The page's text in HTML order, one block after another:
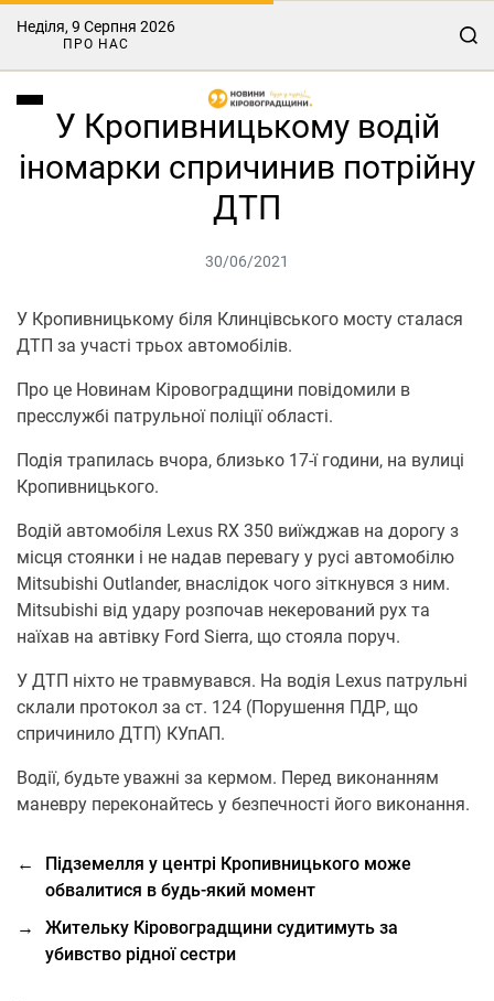
Неділя, 9 Серпня 2026
ПРО НАС
У Кропивницькому водій
іномарки спричинив потрійну
ДТП
30/06/2021
У Кропивницькому біля Клинцівського мосту сталася
ДТП за участі трьох автомобілів.
Про це Новинам Кіровоградщини повідомили в
пресслужбі патрульної поліції області.
Подія трапилась вчора, близько 17-ї години, на вулиці
Кропивницького.
Водій автомобіля Lexus RX 350 виїжджав на дорогу з
місця стоянки і не надав перевагу у русі автомобілю
Mitsubishi Outlander, внаслідок чого зіткнувся з ним.
Mitsubishi від удару розпочав некерований рух та
наїхав на автівку Ford Sierra, що стояла поруч.
У ДТП ніхто не травмувався. На водія Lexus патрульні
склали протокол за ст. 124 (Порушення ПДР, що
спричинило ДТП) КУпАП.
Водії, будьте уважні за кермом. Перед виконанням
маневру переконайтесь у безпечності його виконання.
←
Підземелля у центрі Кропивницького може
обвалитися в будь-який момент
→
Жительку Кіровоградщини судитимуть за
убивство рідної сестри